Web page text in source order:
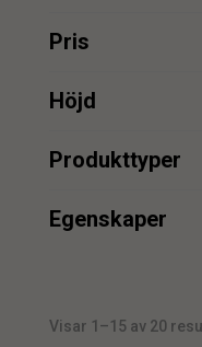
Pris
min.
min.
Höjd
min.
Produkttyper
Egenskaper
Visar 1–15 av 20